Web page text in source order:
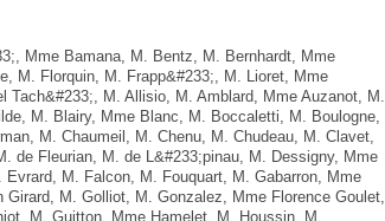
Mme Bamana, M. Bentz, M. Bernhardt, Mme
M. Florquin, M. Frapp&#233;, M. Lioret, Mme
Tach&#233;, M. Allisio, M. Amblard, Mme Auzanot, M.
M. Blairy, Mme Blanc, M. Boccaletti, M. Boulogne,
M. Chaumeil, M. Chenu, M. Chudeau, M. Clavet,
de Fleurian, M. de L&#233;pinau, M. Dessigny, Mme
M. Falcon, M. Fouquart, M. Gabarron, Mme
M. Golliot, M. Gonzalez, Mme Florence Goulet,
M. Guitton, Mme Hamelet, M. Houssin, M.